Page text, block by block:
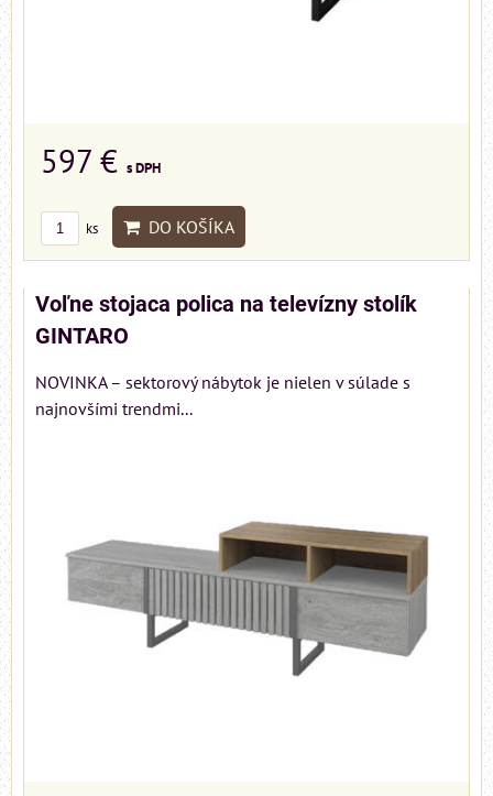
597 € s DPH
ks DO KOŠÍKA
Voľne stojaca polica na televízny stolík
GINTARO
NOVINKA – sektorový nábytok je nielen v súlade s
najnovšími trendmi...